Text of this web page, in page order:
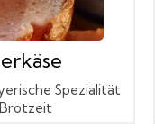
Spezialität